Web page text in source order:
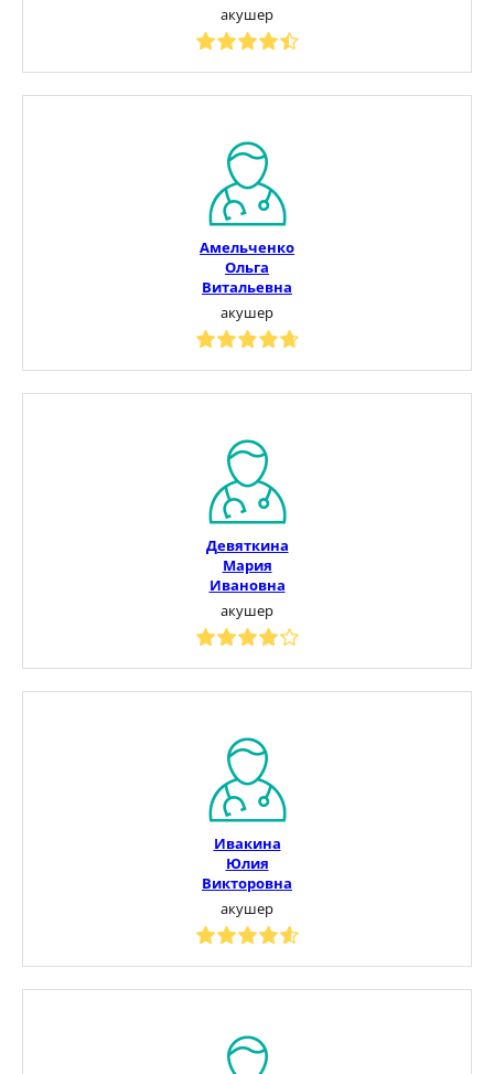
акушер
Амельченко
Ольга
Витальевна
акушер
Девяткина
Мария
Ивановна
акушер
Ивакина
Юлия
Викторовна
акушер